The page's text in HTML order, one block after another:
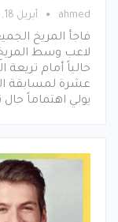
ahmed أبريل 18, 2017
فاجأ المريخ
لاعب وسط المريخ
حالياً أمام تريعة
عشرة لمسابقة
يولي اهتماماً حال